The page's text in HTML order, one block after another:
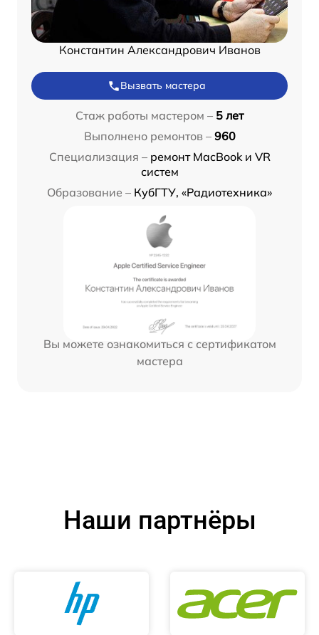
Константин Александрович Иванов
Вызвать мастера
Стаж работы мастером – 5 лет
Выполнено ремонтов – 960
Специализация – ремонт MacBook и VR
систем
Образование – КубГТУ, «Радиотехника»
Вы можете ознакомиться с сертификатом
мастера
Наши партнёры